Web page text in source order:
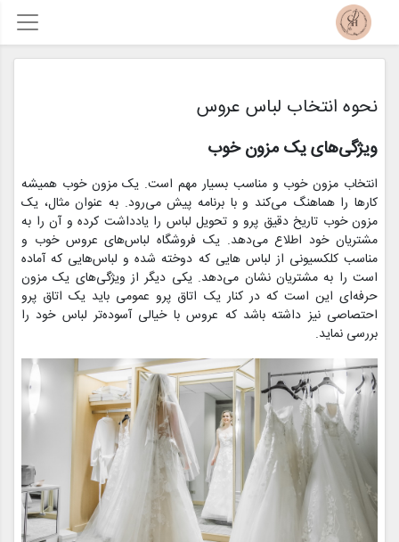
نحوه انتخاب لباس عروس
ویژگی‌های یک مزون خوب
انتخاب مزون خوب و مناسب بسیار مهم است. یک مزون خوب همیشه
کارها را هماهنگ می‌کند و با برنامه پیش می‌رود. به عنوان مثال، یک
مزون خوب تاریخ دقیق پرو و تحویل لباس را یادداشت کرده و آن را به
مشتریان خود اطلاع می‌دهد. یک فروشگاه لباس‌های عروس خوب و
مناسب کلکسیونی از لباس ‌هایی که دوخته شده و لباس‌هایی که آماده
است را به مشتریان نشان می‌دهد. یکی دیگر از ویژگی‌های یک مزون
حرفه‌ای این است که در کنار یک اتاق پرو عمومی باید یک اتاق پرو
احتصاصی نیز داشته باشد که عروس با خیالی آسوده‌تر لباس خود را
بررسی نماید.